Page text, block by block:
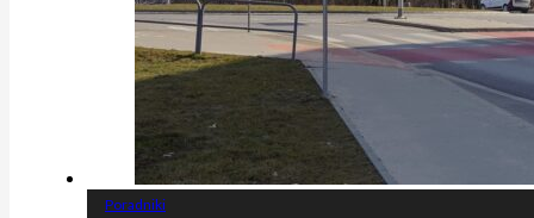
Poradniki